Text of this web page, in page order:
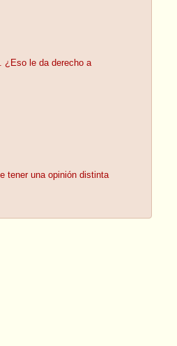
¿Eso le da derecho a
tener una opinión distinta